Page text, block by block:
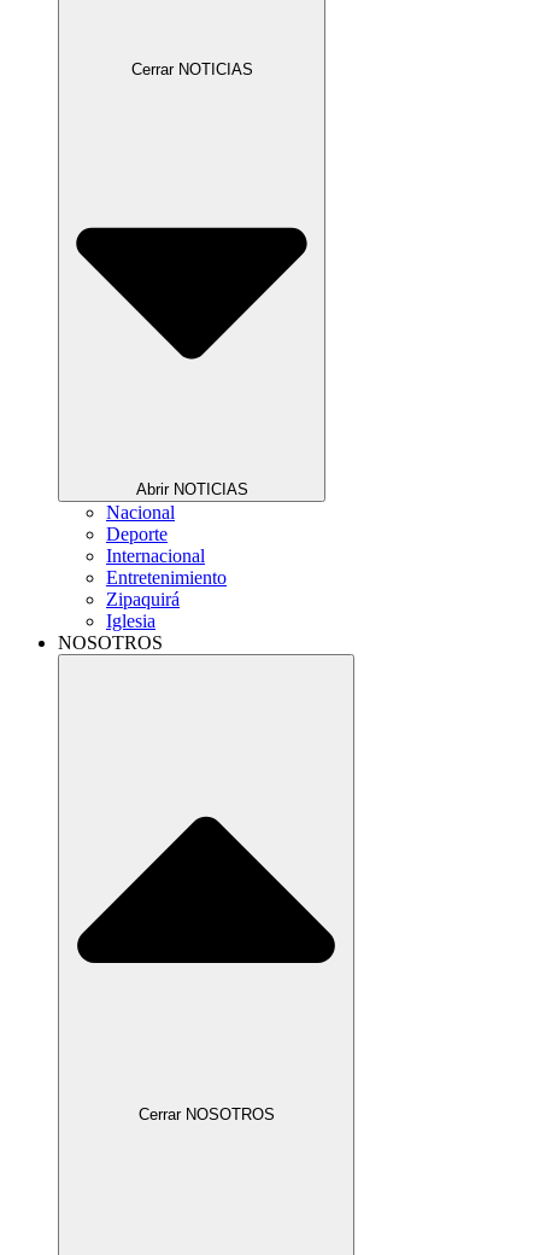
Cerrar NOTICIAS
Abrir NOTICIAS
Nacional
Deporte
Internacional
Entretenimiento
Zipaquirá
Iglesia
NOSOTROS
Cerrar NOSOTROS